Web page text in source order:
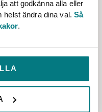
att godkänna alla eller
helst ändra dina val.Så
.
och Vatten
Vatten och Avfall